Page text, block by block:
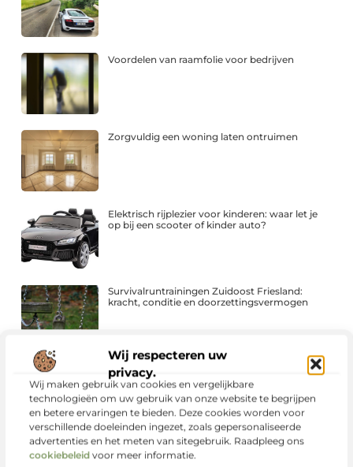
Wij respecteren uw
privacy.
Wij maken gebruik van cookies en vergelijkbare
technologieën om uw gebruik van onze website te begrijpen
en betere ervaringen te bieden. Deze cookies worden voor
verschillende doeleinden ingezet, zoals gepersonaliseerde
advertenties en het meten van sitegebruik. Raadpleeg ons
cookiebeleid voor meer informatie.
Voordelen van raamfolie voor bedrijven
Zorgvuldig een woning laten ontruimen
Elektrisch rijplezier voor kinderen: waar let je
op bij een scooter of kinder auto?
Survivalruntrainingen Zuidoost Friesland:
kracht, conditie en doorzettingsvermogen
Begin vandaag nog!
Wacht niet langer en registreer je nu. Ons platform is de
ideale plek om jouw stem te laten horen en jouw blog met
de wereld te delen. Klik op de Registreer-knop en zet de